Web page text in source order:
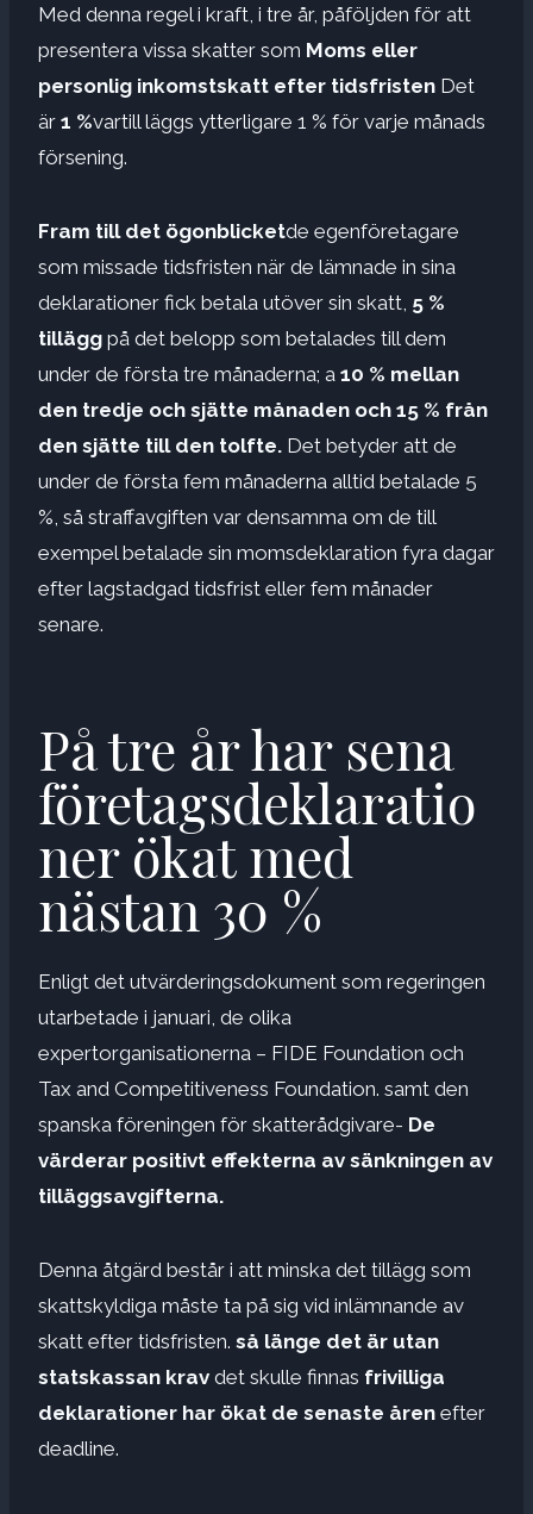
Med denna regel i kraft, i tre år, påföljden för att
presentera vissa skatter som Moms eller
personlig inkomstskatt efter tidsfristen Det
är 1 %vartill läggs ytterligare 1 % för varje månads
försening.
Fram till det ögonblicketde egenföretagare
som missade tidsfristen när de lämnade in sina
deklarationer fick betala utöver sin skatt, 5 %
tillägg på det belopp som betalades till dem
under de första tre månaderna; a 10 % mellan
den tredje och sjätte månaden och 15 % från
den sjätte till den tolfte. Det betyder att de
under de första fem månaderna alltid betalade 5
%, så straffavgiften var densamma om de till
exempel betalade sin momsdeklaration fyra dagar
efter lagstadgad tidsfrist eller fem månader
senare.
På tre år har sena
företagsdeklaratio
ner ökat med
nästan 30 %
Enligt det utvärderingsdokument som regeringen
utarbetade i januari, de olika
expertorganisationerna – FIDE Foundation och
Tax and Competitiveness Foundation. samt den
spanska föreningen för skatterådgivare- De
värderar positivt effekterna av sänkningen av
tilläggsavgifterna.
Denna åtgärd består i att minska det tillägg som
skattskyldiga måste ta på sig vid inlämnande av
skatt efter tidsfristen. så länge det är utan
statskassan krav det skulle finnas frivilliga
deklarationer har ökat de senaste åren efter
deadline.